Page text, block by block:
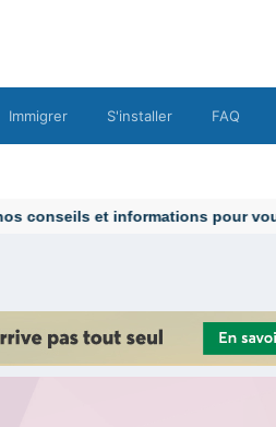
Immigrer S'installer FAQ